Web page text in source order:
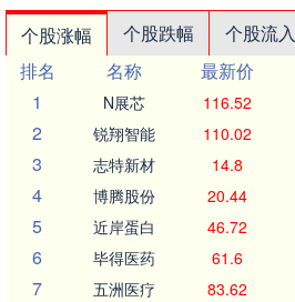
个股涨幅 个股跌幅 个股流入
排名
名称 最新价
1
N展芯 116.52
2 锐翔智能 110.02
3 志特新材 14.8
4 博腾股份 20.44
5 近岸蛋白 46.72
6 毕得医药 61.6
7 五洲医疗 83.62